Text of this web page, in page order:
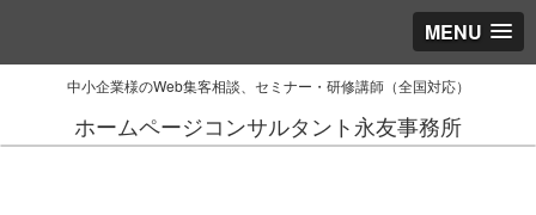
MENU
中小企業様のWeb集客相談、セミナー・研修講師（全国対応）
ホームページコンサルタント永友事務所